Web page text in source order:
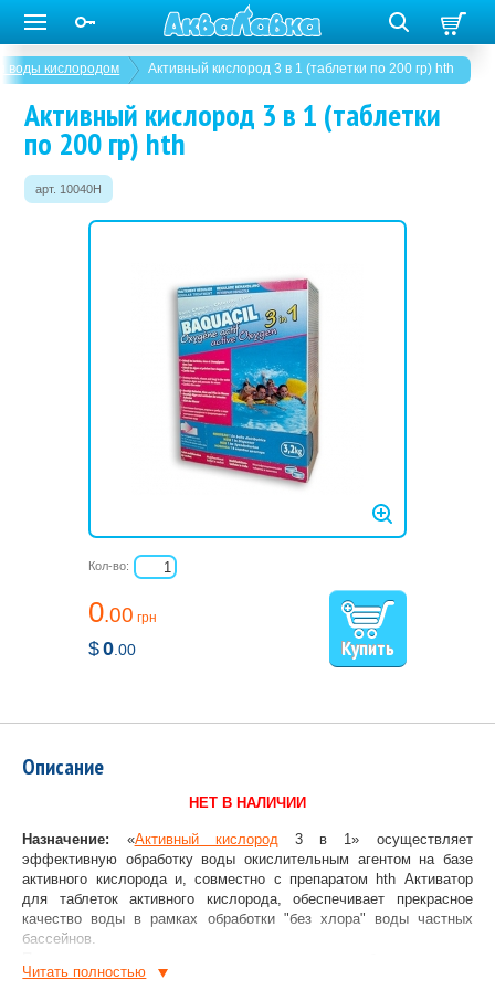
воды кислородом Активный кислород 3 в 1 (таблетки по 200 гр) hth
Активный кислород 3 в 1 (таблетки
по 200 гр) hth
арт. 10040Н
0.00 грн
$0 .00
Кол-во:
Описание
НЕТ В НАЛИЧИИ
Назначение: «Активный кислород3 в 1» осуществляет
эффективную обработку воды окислительным агентом на базе
активного кислорода и, совместно с препаратом hth Активатор
для таблеток активного кислорода, обеспечивает прекрасное
качество воды в рамках обработки "без хлора" воды частных
бассейнов.
Читать полностью